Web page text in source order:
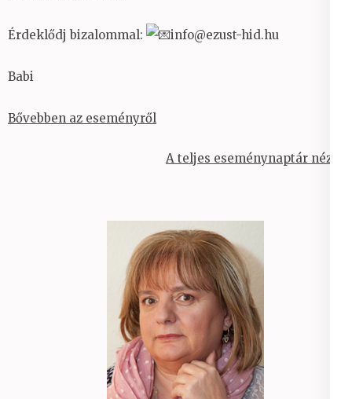
Érdeklődj bizalommal: info@ezust-hid.hu
Babi
Bővebben az eseményről
A teljes eseménynaptár nézet